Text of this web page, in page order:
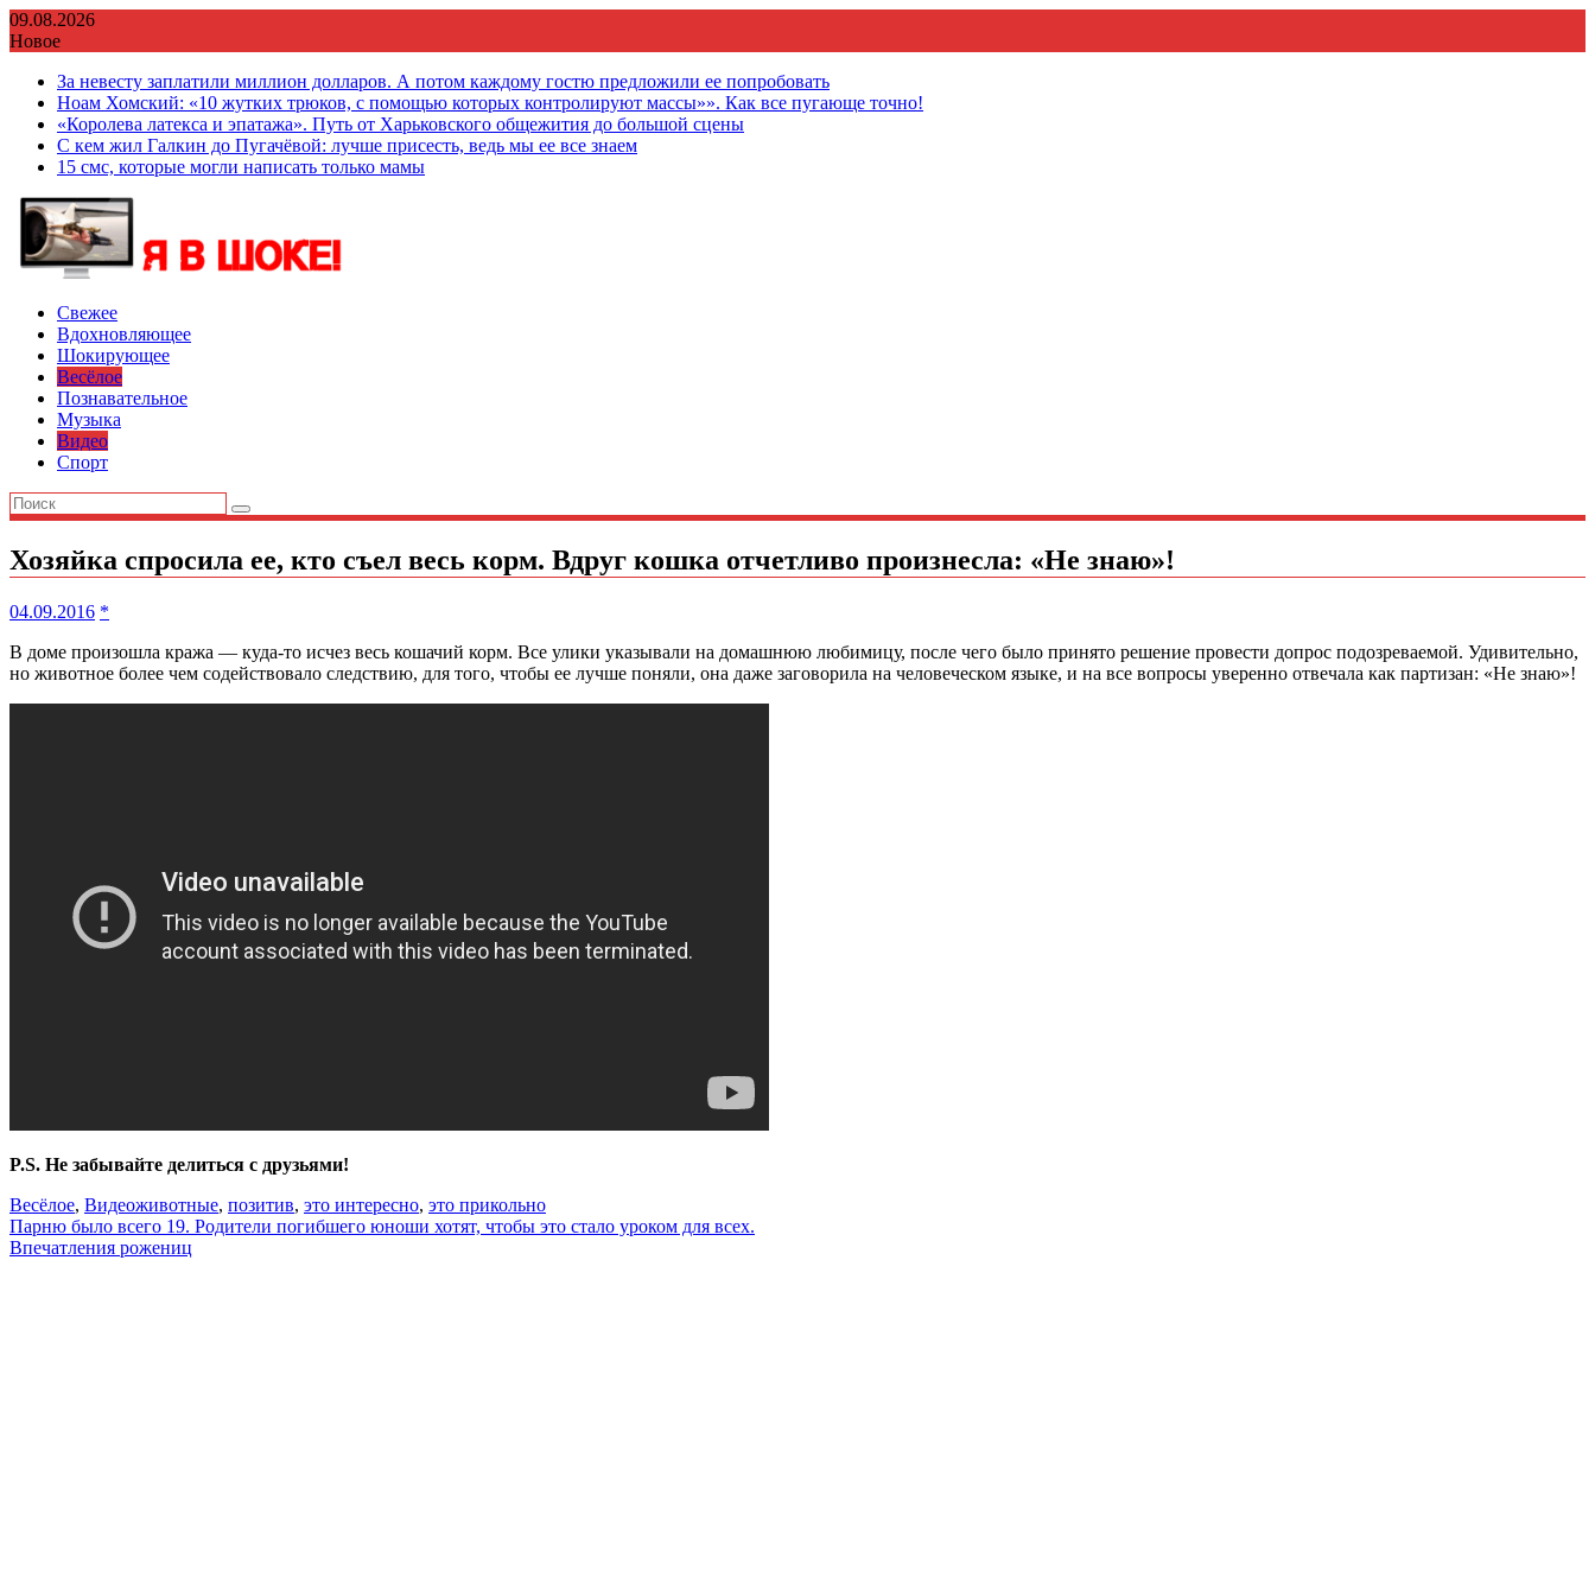
Перейти
к
09.08.2026
Новое
За невесту заплатили миллион долларов. А потом каждому гостю предложили ее попробовать
Ноам Хомский: «10 жутких трюков, с помощью которых контролируют массы»». Как все пугающе точно!
«Королева латекса и эпатажа». Путь от Харьковского общежития до большой сцены
С кем жил Галкин до Пугачёвой: лучше присесть, ведь мы ее все знаем
15 смс, которые могли написать только мамы
Свежее
Вдохновляющее
Шокирующее
Весёлое
Познавательное
Музыка
Видео
Спорт
Хозяйка спросила ее, кто съел весь корм. Вдруг кошка отчетливо произнесла: «Не знаю»!
04.09.2016 *
В доме произошла кража — куда-то исчез весь кошачий корм. Все улики указывали на домашнюю любимицу, после чего было принято решение провести допрос подозреваемой. Удивительно,
но животное более чем содействовало следствию, для того, чтобы ее лучше поняли, она даже заговорила на человеческом языке, и на все вопросы уверенно отвечала как партизан: «Не знаю»!
P.S. Не забывайте делиться с друзьями!
Весёлое, Видеоживотные, позитив, это интересно, это прикольно
Навигация
по
Парню было всего 19. Родители погибшего юноши хотят, чтобы это стало уроком для всех.
Впечатления рожениц